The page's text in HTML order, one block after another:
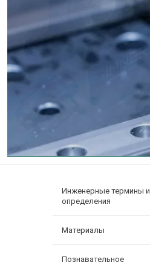
Инженерные термины и
определения
Материалы
Познавательное